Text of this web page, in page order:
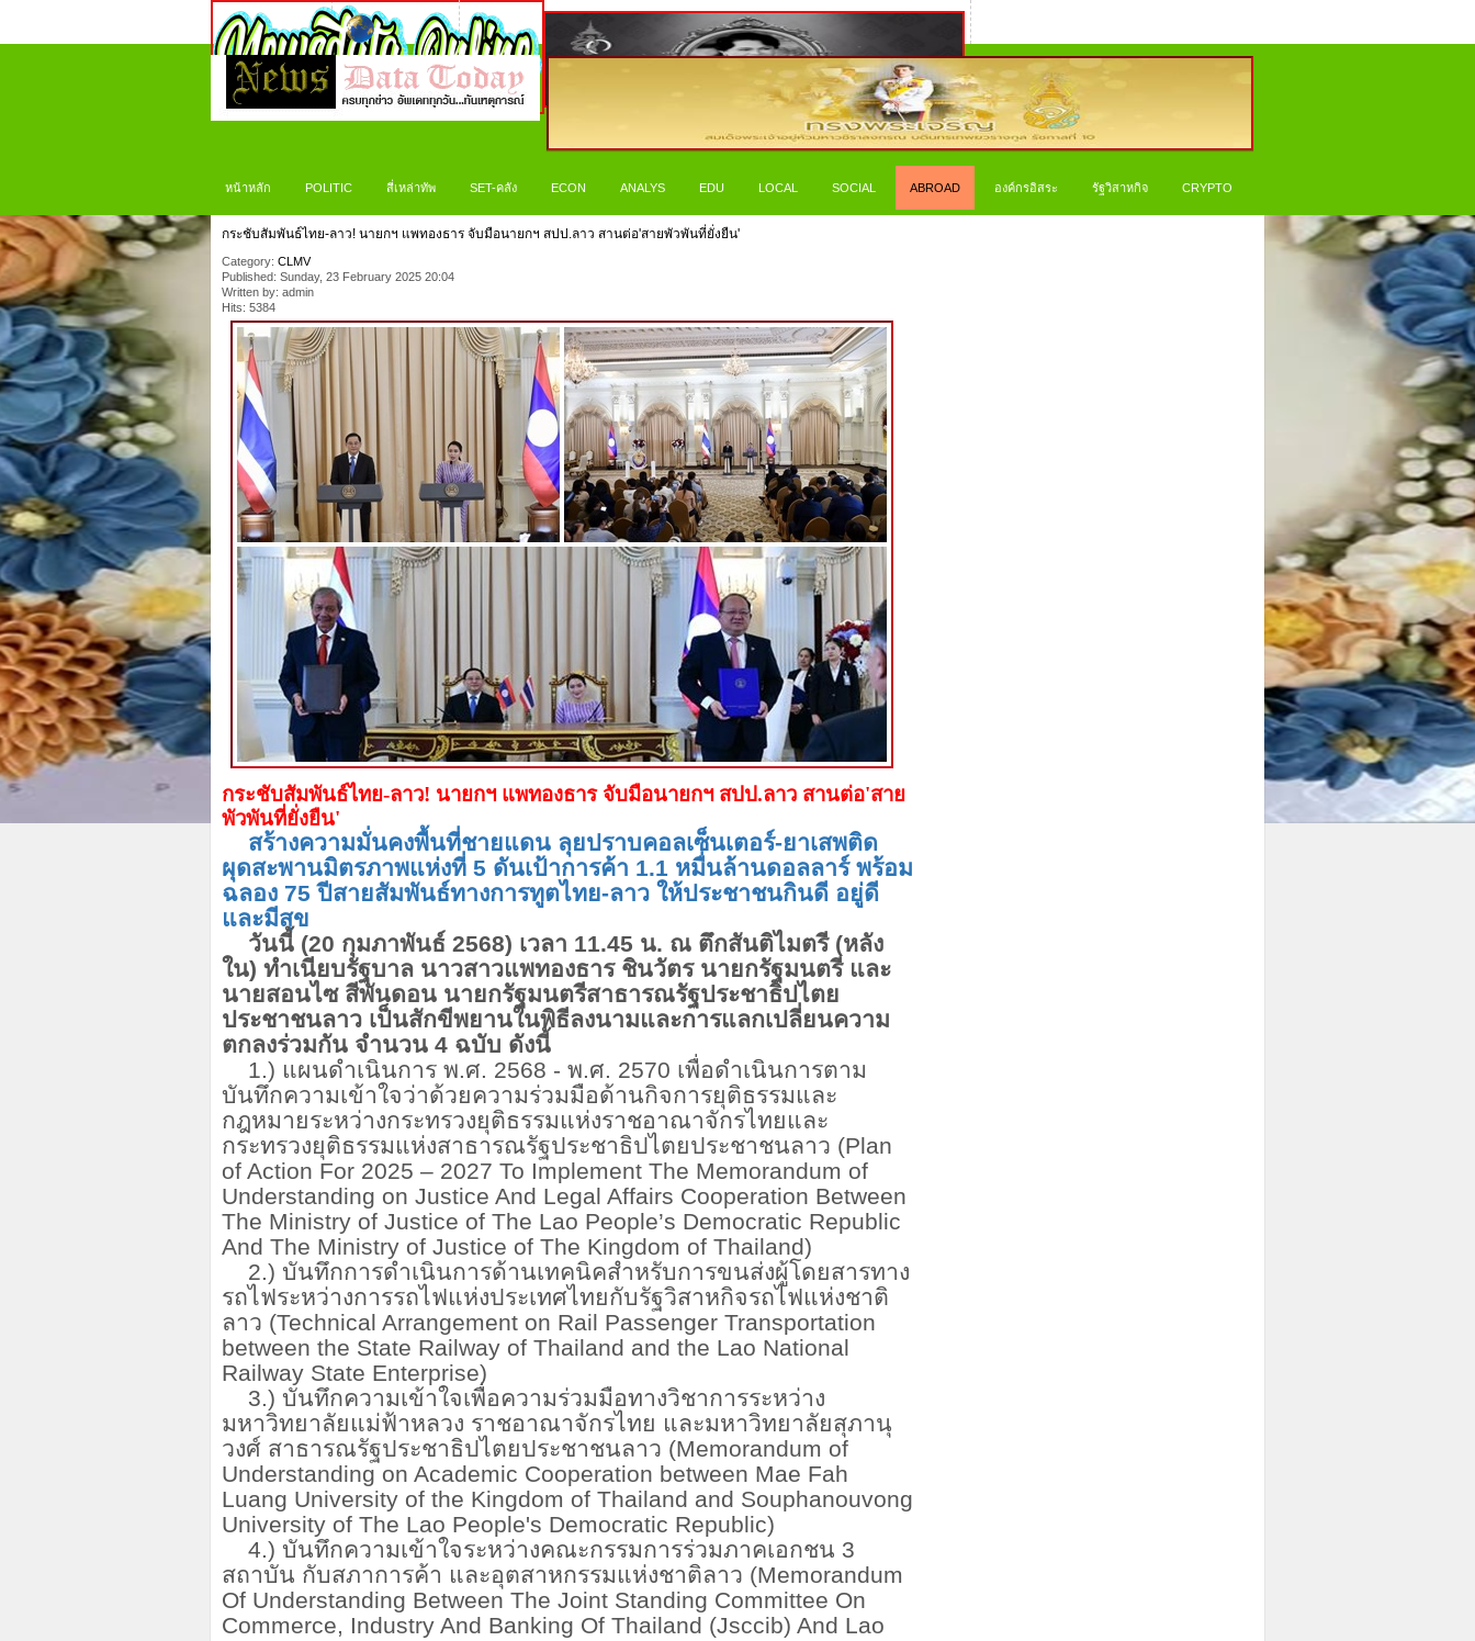
หน้าหลัก POLITIC สี่เหล่าทัพ SET-คลัง ECON ANALYS EDU LOCAL SOCIAL ABROAD องค์กรอิสระ รัฐวิสาหกิจ CRYPTO
กระชับสัมพันธ์ไทย-ลาว! นายกฯ แพทองธาร จับมือนายกฯ สปป.ลาว สานต่อ'สายพัวพันที่ยั่งยืน'
Category: CLMV
Published: Sunday, 23 February 2025 20:04
Written by: admin
Hits: 5384
กระชับสัมพันธ์ไทย-ลาว! นายกฯ แพทองธาร จับมือนายกฯ สปป.ลาว สานต่อ'สาย
พัวพันที่ยั่งยืน'
สร้างความมั่นคงพื้นที่ชายแดน ลุยปราบคอลเซ็นเตอร์-ยาเสพติด
ผุดสะพานมิตรภาพแห่งที่ 5 ดันเป้าการค้า 1.1 หมื่นล้านดอลลาร์ พร้อม
ฉลอง 75 ปีสายสัมพันธ์ทางการทูตไทย-ลาว ให้ประชาชนกินดี อยู่ดี
และมีสุข
วันนี้ (20 กุมภาพันธ์ 2568) เวลา 11.45 น. ณ ตึกสันติไมตรี (หลัง
ใน) ทำเนียบรัฐบาล นาวสาวแพทองธาร ชินวัตร นายกรัฐมนตรี และ
นายสอนไซ สีพันดอน นายกรัฐมนตรีสาธารณรัฐประชาธิปไตย
ประชาชนลาว เป็นสักขีพยานในพิธีลงนามและการแลกเปลี่ยนความ
ตกลงร่วมกัน จำนวน 4 ฉบับ ดังนี้
1.) แผนดําเนินการ พ.ศ. 2568 - พ.ศ. 2570 เพื่อดำเนินการตาม
บันทึกความเข้าใจว่าด้วยความร่วมมือด้านกิจการยุติธรรมและ
กฎหมายระหว่างกระทรวงยุติธรรมแห่งราชอาณาจักรไทยและ
กระทรวงยุติธรรมแห่งสาธารณรัฐประชาธิปไตยประชาชนลาว (Plan
of Action For 2025 – 2027 To Implement The Memorandum of
Understanding on Justice And Legal Affairs Cooperation Between
The Ministry of Justice of The Lao People’s Democratic Republic
And The Ministry of Justice of The Kingdom of Thailand)
2.) บันทึกการดำเนินการด้านเทคนิคสำหรับการขนส่งผู้โดยสารทาง
รถไฟระหว่างการรถไฟแห่งประเทศไทยกับรัฐวิสาหกิจรถไฟแห่งชาติ
ลาว (Technical Arrangement on Rail Passenger Transportation
between the State Railway of Thailand and the Lao National
Railway State Enterprise)
3.) บันทึกความเข้าใจเพื่อความร่วมมือทางวิชาการระหว่าง
มหาวิทยาลัยแม่ฟ้าหลวง ราชอาณาจักรไทย และมหาวิทยาลัยสุภานุ
วงศ์ สาธารณรัฐประชาธิปไตยประชาชนลาว (Memorandum of
Understanding on Academic Cooperation between Mae Fah
Luang University of the Kingdom of Thailand and Souphanouvong
University of The Lao People's Democratic Republic)
4.) บันทึกความเข้าใจระหว่างคณะกรรมการร่วมภาคเอกชน 3
สถาบัน กับสภาการค้า และอุตสาหกรรมแห่งชาติลาว (Memorandum
Of Understanding Between The Joint Standing Committee On
Commerce, Industry And Banking Of Thailand (Jsccib) And Lao